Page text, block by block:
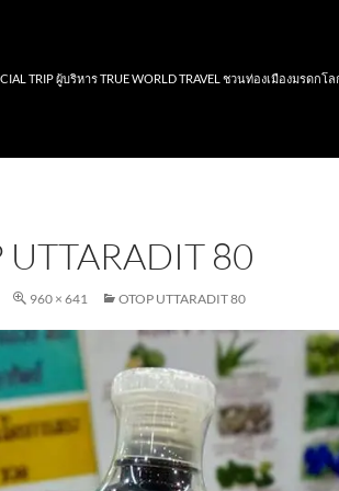
TRIP ผู้บริหาร TRUE WORLD TRAVEL ชวนท่องเมืองมรดกโล
UTTARADIT 80
960 × 641 OTOP UTTARADIT 80